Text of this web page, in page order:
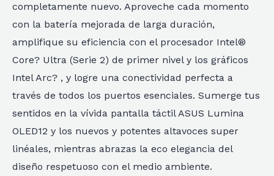
completamente nuevo. Aproveche cada momento
con la batería mejorada de larga duración,
amplifique su eficiencia con el procesador Intel®
Core? Ultra (Serie 2) de primer nivel y los gráficos
Intel Arc? , y logre una conectividad perfecta a
través de todos los puertos esenciales. Sumerge tus
sentidos en la vívida pantalla táctil ASUS Lumina
OLED12 y los nuevos y potentes altavoces super
linéales, mientras abrazas la eco elegancia del
diseño respetuoso con el medio ambiente.